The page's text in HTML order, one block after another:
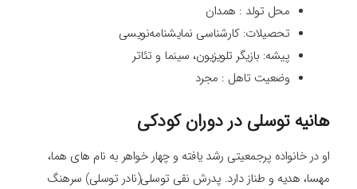
محل تولد : همدان
تحصیلات: کارشناسی نمایشنامه‌نویسی
پیشه: بازیگر تلویزیون، سینما و تئاتر
وضعیت تاهل : مجرد
هانیه توسلی در دوران کودکی
او در خانواده پرجمعیتی رشد یافته و چهار خواهر به نام های هما،
مهسا، هدیه و طناز دارد. پدرش نقی توسلی(نادر توسلی) سرهنگ